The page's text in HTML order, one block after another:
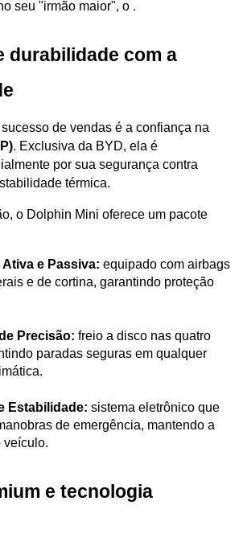
seu "irmão maior", o .
durabilidade com a
. Exclusiva da BYD, ela é
por sua segurança contra
térmica.
o Dolphin Mini oferece um pacote
e Passiva: equipado com airbags
e de cortina, garantindo proteção
Precisão: freio a disco nas quatro
paradas seguras em qualquer
Estabilidade: sistema eletrônico que
de emergência, mantendo a
veículo.
e tecnologia